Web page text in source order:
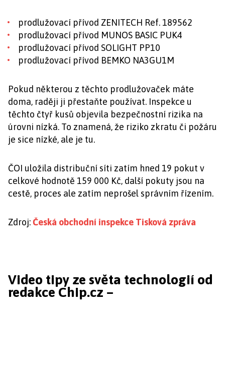
prodlužovací přívod ZENITECH Ref. 189562
prodlužovací přívod MUNOS BASIC PUK4
prodlužovací přívod SOLIGHT PP10
prodlužovací přívod BEMKO NA3GU1M
Pokud některou z těchto prodlužovaček máte
doma, raději ji přestaňte používat. Inspekce u
těchto čtyř kusů objevila bezpečnostní rizika na
úrovni nízká. To znamená, že riziko zkratu či požáru
je sice nízké, ale je tu.
ČOI uložila distribuční síti zatím hned 19 pokut v
celkové hodnotě 159 000 Kč, další pokuty jsou na
cestě, proces ale zatím neprošel správním řízením.
Zdroj:Česká obchodní inspekce Tisková zpráva
Video tipy ze světa technologií od
redakce Chip.cz –